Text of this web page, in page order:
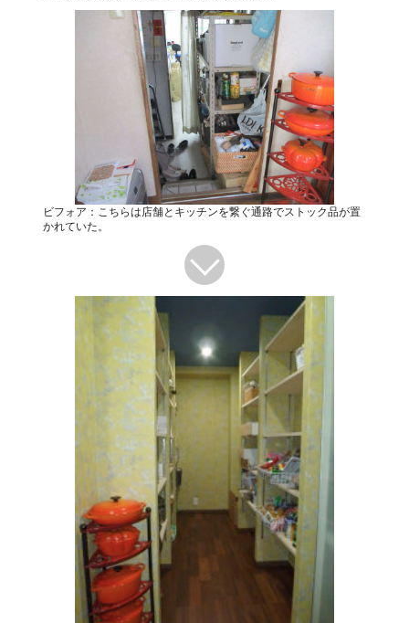
ビフォア：こちらは店舗とキッチンを繋ぐ通路でストック品が置
かれていた。